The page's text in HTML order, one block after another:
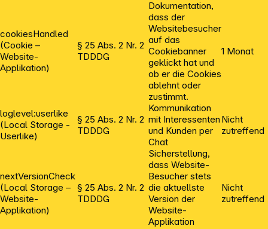
cookiesHandled
(Cookie –
Website-
Applikation)
§ 25 Abs. 2 Nr. 2
TDDDG
Dokumentation,
dass der
Websitebesucher
auf das
Cookiebanner
geklickt hat und
ob er die Cookies
ablehnt oder
zustimmt.
1 Monat
loglevel:userlike
(Local Storage -
Userlike)
§ 25 Abs. 2 Nr. 2
TDDDG
Kommunikation
mit Interessenten
und Kunden per
Chat
Nicht
zutreffend
nextVersionCheck
(Local Storage –
Website-
Applikation)
§ 25 Abs. 2 Nr. 2
TDDDG
Sicherstellung,
dass Website-
Besucher stets
die aktuellste
Version der
Website-
Applikation
Nicht
zutreffend